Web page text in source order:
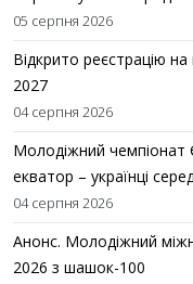
05 серпня 2026
Відкрито реєстрацію
2027
04 серпня 2026
Молодіжний
екватор – українці
04 серпня 2026
Анонс. Молодіжний
2026 з шашок-100